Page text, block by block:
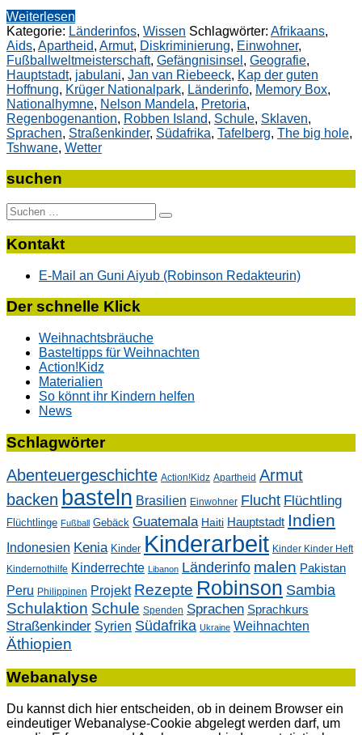
Weiterlesen
Kategorie: Länderinfos, Wissen Schlagwörter: Afrikaans,
Aids, Apartheid, Armut, Diskriminierung, Einwohner,
Fußballweltmeisterschaft, Gefängnisinsel , Geografie,
Hauptstadt, jabulani, Jan van Riebeeck, Kap der guten
Hoffnung, Krüger Nationalpark, Länderinfo, Memory Box,
Nationalhymne, Nelson Mandela, Pretoria,
Regenbogenantion, Robben Island, Schule, Sklaven,
Sprachen, Straßenkinder, Südafrika, Tafelberg, The big hole,
Tshwane, Wetter
suchen
Suche
nach:
Kontakt
E-Mail an Guni Aiyub (Robinson Redakteurin)
Der schnelle Klick
Weihnachtsbräuche
Basteltipps für Weihnachten
Action!Kidz
Materialien
So könnt ihr Kindern helfen
News
Schlagwörter
Abenteuergeschichte Action!Kidz Apartheid Armut
backen basteln Brasilien Einwohner Flucht Flüchtling
Flüchtlinge Fußball Gebäck Guatemala Haiti Hauptstadt Indien
Indonesien Kenia Kinder Kinderarbeit Kinder Kinder Heft
Kindernothilfe Kinderrechte Libanon Länderinfo malen Pakistan
Peru Philippinen Projekt Rezepte Robinson Sambia
Schulaktion Schule Spenden Sprachen Sprachkurs
Straßenkinder Syrien Südafrika Ukraine Weihnachten
Äthiopien
Webanalyse
Du kannst dich hier entscheiden, ob in deinem Browser ein
eindeutiger Webanalyse-Cookie abgelegt werden darf, um